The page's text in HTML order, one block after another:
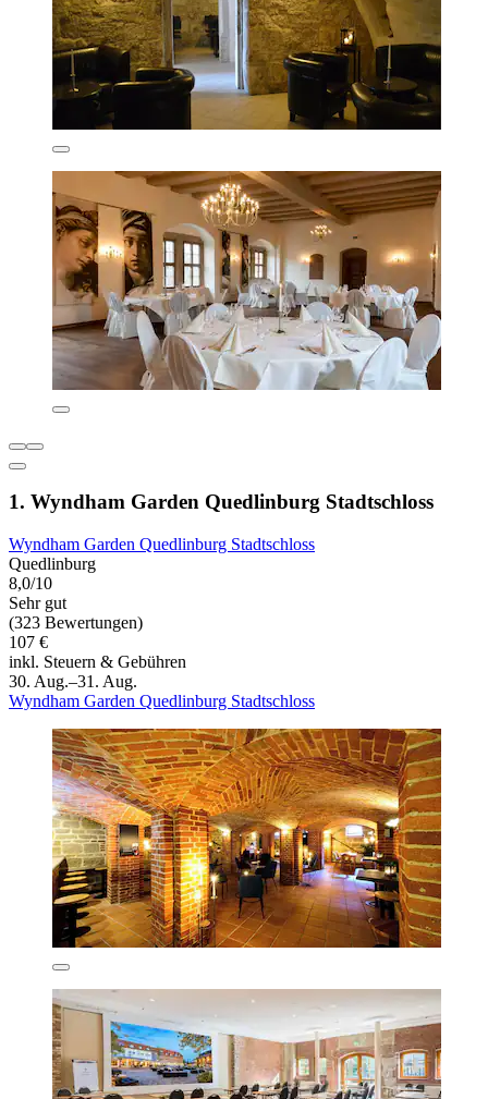
1. Wyndham Garden Quedlinburg Stadtschloss
Wyndham Garden Quedlinburg Stadtschloss
Quedlinburg
8,0/10
Sehr gut
(323 Bewertungen)
107 €
inkl. Steuern & Gebühren
30. Aug.–31. Aug.
Wyndham Garden Quedlinburg Stadtschloss